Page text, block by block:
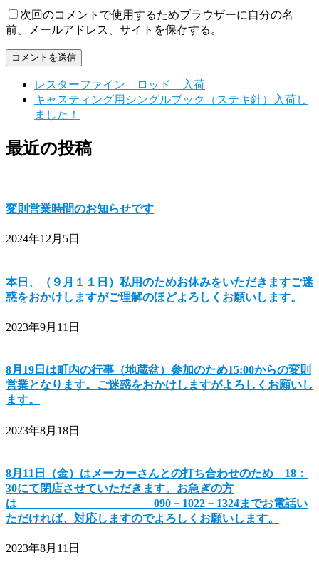
次回のコメントで使用するためブラウザーに自分の名
前、メールアドレス、サイトを保存する。
レスターファイン ロッド 入荷
キャスティング用シングルブック（ステキ針）入荷し
ました！
最近の投稿
変則営業時間のお知らせです
2024年12月5日
本日、（９月１１日）私用のためお休みをいただきますご迷
惑をおかけしますがご理解のほどよろしくお願いします。
2023年9月11日
8月19日は町内の行事（地蔵盆）参加のため15:00からの変則
営業となります。ご迷惑をおかけしますがよろしくお願いし
ます。
2023年8月18日
8月11日（金）はメーカーさんとの打ち合わせのため 18：
30にて閉店させていただきます。お急ぎの方
は 090－1022－1324までお電話い
ただければ、対応しますのでよろしくお願いします。
2023年8月11日